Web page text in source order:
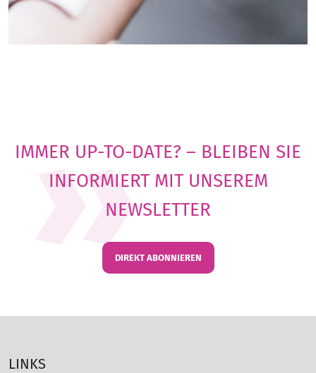
IMMER UP-TO-DATE? – BLEIBEN SIE
INFORMIERT MIT UNSEREM
NEWSLETTER
DIREKT ABONNIEREN
LINKS